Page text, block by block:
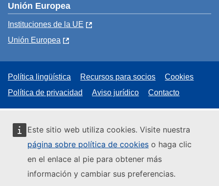
Este sitio web utiliza cookies. Visite nuestra
página sobre política de cookies o haga clic
en el enlace al pie para obtener más
información y cambiar sus preferencias.
Unión Europea
Instituciones de la UE
Unión Europea
Política lingüística Recursos para socios
Cookies
Política de privacidad
Aviso jurídico Contacto